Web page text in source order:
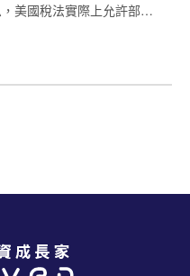
美國稅法實際上允許部分
動退稅機制是否運作正